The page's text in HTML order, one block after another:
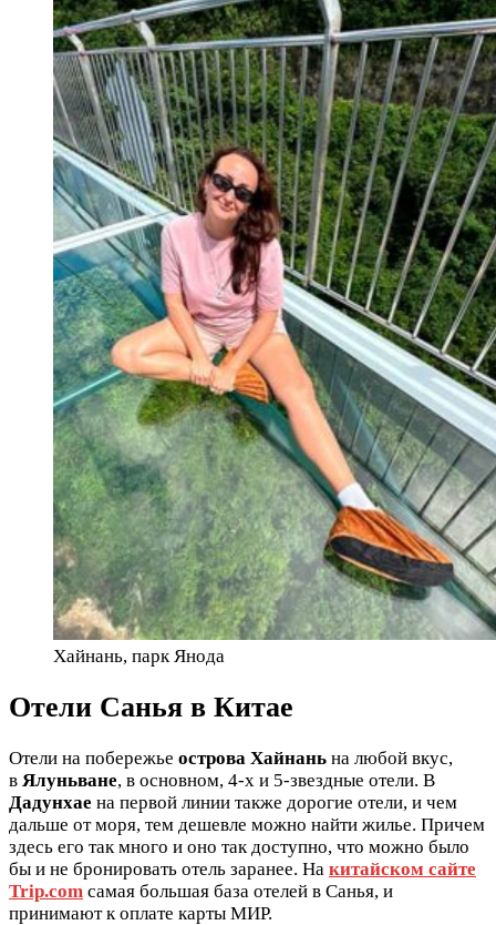
Хайнань, парк Янода
Отели Санья в Китае
Отели на побережье острова Хайнань на любой вкус,
в Ялуньване, в основном, 4-х и 5-звездные отели. В
Дадунхае на первой линии также дорогие отели, и чем
дальше от моря, тем дешевле можно найти жилье. Причем
здесь его так много и оно так доступно, что можно было
бы и не бронировать отель заранее. На китайском сайте
Trip.com самая большая база отелей в Санья, и
принимают к оплате карты МИР.